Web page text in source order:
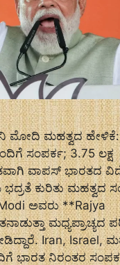
ಮೋದಿ ಮಹತ್ವದ
ಸಂಪರ್ಕ; 3.75 ಲಕ್ಷ
ವಾಪಸ್ ಭಾರತದ
ಭದ್ರತೆ ಕುರಿತು ಮಹತ್ವದ
ಅವರು **Rajya
ಮಧ್ಯಪ್ರಾಚ್ಯದ
Iran, Israel,
ಭಾರತ ನಿರಂತರ